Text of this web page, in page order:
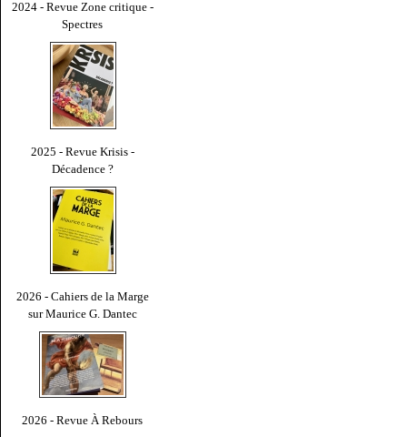
2024 - Revue Zone critique -
Spectres
2025 - Revue Krisis -
Décadence ?
2026 - Cahiers de la Marge
sur Maurice G. Dantec
2026 - Revue À Rebours